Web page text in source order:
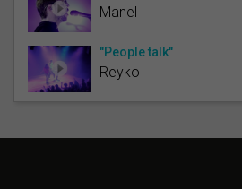
Manel
"People talk"
Reyko